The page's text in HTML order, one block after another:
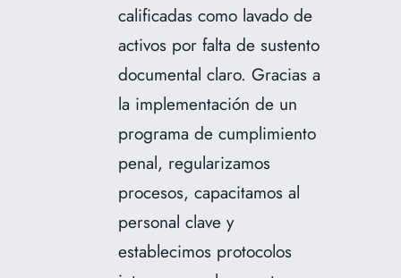
calificadas como lavado de
activos por falta de sustento
documental claro. Gracias a
la implementación de un
programa de cumplimiento
penal, regularizamos
procesos, capacitamos al
personal clave y
establecimos protocolos